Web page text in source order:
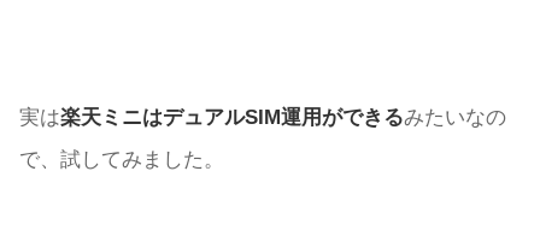
実は楽天ミニはデュアルSIM運用ができるみたいなの
で、試してみました。